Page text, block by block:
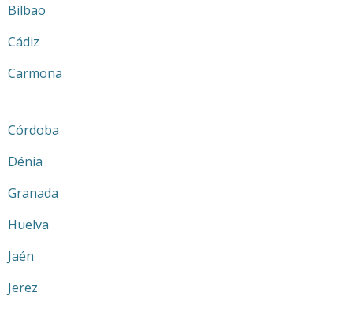
Bilbao
Cádiz
Carmona
Córdoba
Dénia
Granada
Huelva
Jaén
Jerez